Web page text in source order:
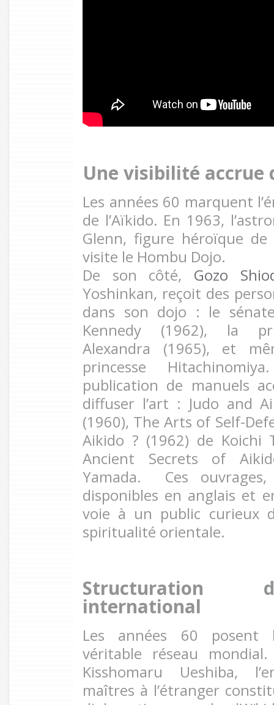
Une visibilité accrue
Les années 60 marquent
de l’Aïkido. En 1963,
Glenn, figure héroïque
visite le Hombu Dojo.
De son côté, Gozo
Yoshinkan, reçoit des
dans son dojo : le
Kennedy (1962), la
Alexandra (1965), et
princesse
publication de manuels
diffuser l’art : Judo and
(1960), The Arts of Self-
Aikido ? (1962) de Koichi
Ancient Secrets of
Yamada. Ces
disponibles en anglais et
voie à un public curieux
spiritualité orientale.
Structuration
international
Les années 60 posent
véritable réseau
Kisshomaru Ueshiba,
maîtres à l’étranger